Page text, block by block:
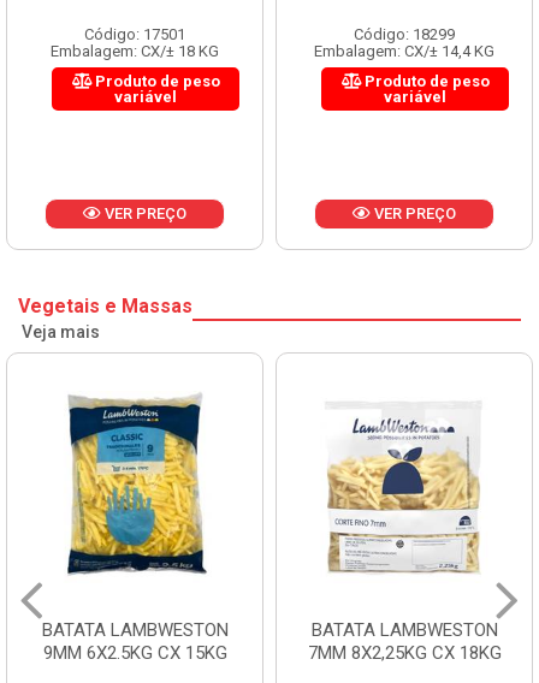
Código: 17501
Embalagem: CX/± 18 KG
Produto de peso
variável
VER PREÇO
Código: 18299
Embalagem: CX/± 14,4 KG
Produto de peso
variável
VER PREÇO
Vegetais e Massas
Veja mais
BATATA LAMBWESTON
9MM 6X2.5KG CX 15KG
BATATA LAMBWESTON
7MM 8X2,25KG CX 18KG